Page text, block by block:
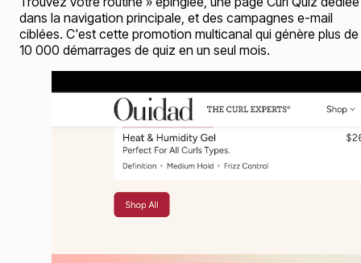
dans la navigation principale, et des campagnes e-mail
ciblées. C'est cette promotion multicanal qui génère plus de
10 000 démarrages de quiz en un seul mois.